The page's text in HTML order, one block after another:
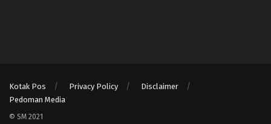
Kotak Pos Privacy Policy
Disclaimer
Pedoman Media
© SM 2021